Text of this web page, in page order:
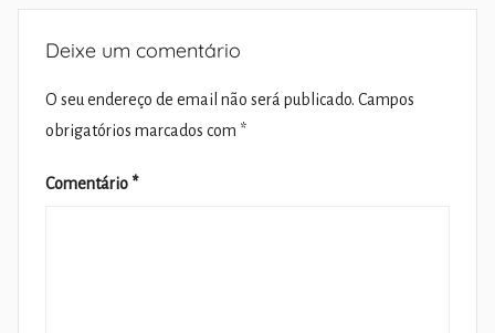
Deixe um comentário
O seu endereço de email não será publicado. Campos
obrigatórios marcados com *
Comentário *